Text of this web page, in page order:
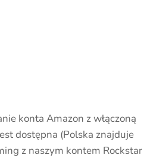
konta Amazon z włączoną
dostępna (Polska znajduje
z naszym kontem Rockstar